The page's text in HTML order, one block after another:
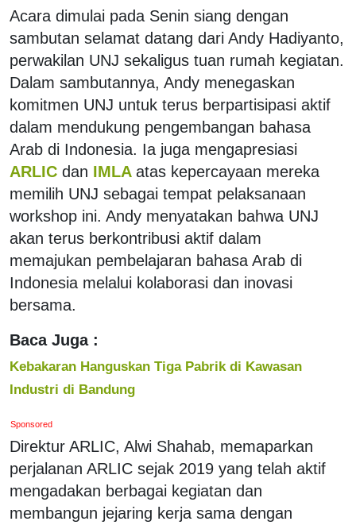
Acara dimulai pada Senin siang dengan
sambutan selamat datang dari Andy Hadiyanto,
perwakilan UNJ sekaligus tuan rumah kegiatan.
Dalam sambutannya, Andy menegaskan
komitmen UNJ untuk terus berpartisipasi aktif
dalam mendukung pengembangan bahasa
Arab di Indonesia. Ia juga mengapresiasi
ARLIC dan IMLA atas kepercayaan mereka
memilih UNJ sebagai tempat pelaksanaan
workshop ini. Andy menyatakan bahwa UNJ
akan terus berkontribusi aktif dalam
memajukan pembelajaran bahasa Arab di
Indonesia melalui kolaborasi dan inovasi
bersama.
Baca Juga :
Kebakaran Hanguskan Tiga Pabrik di Kawasan
Industri di Bandung
Sponsored
Direktur ARLIC, Alwi Shahab, memaparkan
perjalanan ARLIC sejak 2019 yang telah aktif
mengadakan berbagai kegiatan dan
membangun jejaring kerja sama dengan